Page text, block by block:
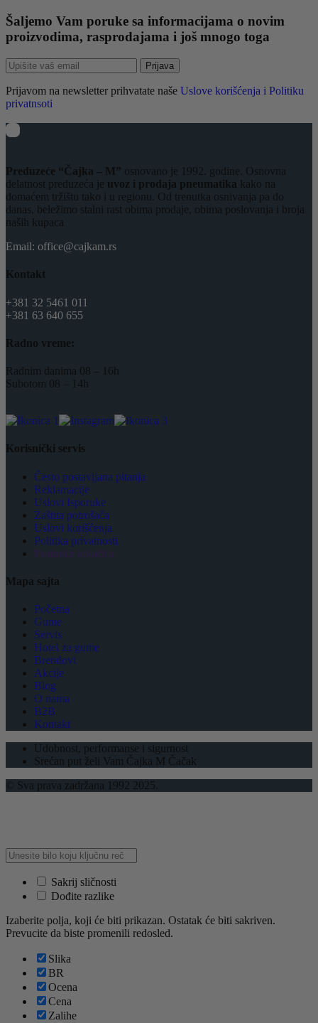
Šaljemo Vam poruke sa informacijama o novim
proizvodima, rasprodajama i još mnogo toga
Prijava
Prijavom na newsletter prihvatate naše Uslove korišćenja i Politiku
privatnsoti
Preduzeće “Čajka – M” osnovano je 1992. godine. Osnovna
delatnost preduzeća je uvoz i prodaja pneumatika kako na
domaćem tržištu tako i u regionu. Od trenutka osnivanja pa do
danas, beležimo stalni rast obima prodaje, obima poslovanja i broja
naših kupaca
Email: office@cajkam.rs
Kontakt
+381 32 5461 011
+381 63 640 655
Radno vreme:
Radnim danima 08 – 16h
Subotom 08 – 14h
Korisnički servis
Često postavljana pitanja
Reklamacije
Uslovi Isporuke
Zaštita potrošača
Uslovi korišćenja
Politika privatnosti
Postavke kolačića
Mapa sajta
Početna
Gume
Servis
Hotel za gume
Brendovi
Akcije
Blog
O nama
B2B
Kontakt
Udobnost, performanse i sigurnost
Srećan put želi Vam Čajka M Čačak
© Sva prava zadržana 1992 2025.
Sakrij sličnosti
Dođite razlike
Izaberite polja, koji će biti prikazan. Ostatak će biti sakriven.
Prevucite da biste promenili redosled.
Slika
BR
Ocena
Cena
Zalihe